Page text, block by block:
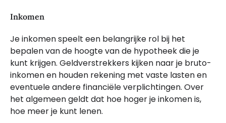
Inkomen
Je inkomen speelt een belangrijke rol bij het
bepalen van de hoogte van de hypotheek die je
kunt krijgen. Geldverstrekkers kijken naar je bruto-
inkomen en houden rekening met vaste lasten en
eventuele andere financiële verplichtingen. Over
het algemeen geldt dat hoe hoger je inkomen is,
hoe meer je kunt lenen.